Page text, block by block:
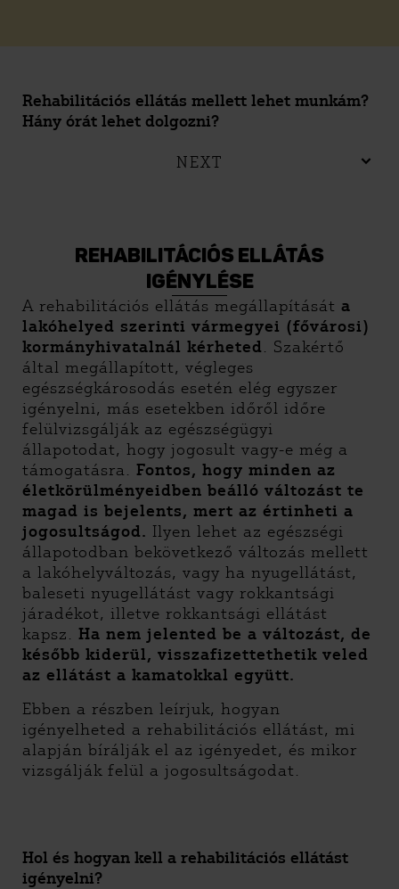
Rehabilitációs ellátás mellett lehet munkám?
Hány órát lehet dolgozni?
NEXT
REHABILITÁCIÓS ELLÁTÁS
IGÉNYLÉSE
A rehabilitációs ellátás megállapítását a
lakóhelyed szerinti vármegyei (fővárosi)
kormányhivatalnál kérheted. Szakértő
által megállapított, végleges
egészségkárosodás esetén elég egyszer
igényelni, más esetekben időről időre
felülvizsgálják az egészségügyi
állapotodat, hogy jogosult vagy-e még a
támogatásra. Fontos, hogy minden az
életkörülményeidben beálló változást te
magad is bejelents, mert az értinheti a
jogosultságod. Ilyen lehet az egészségi
állapotodban bekövetkező változás mellett
a lakóhelyváltozás, vagy ha nyugellátást,
baleseti nyugellátást vagy rokkantsági
járadékot, illetve rokkantsági ellátást
kapsz. Ha nem jelented be a változást, de
később kiderül, visszafizettethetik veled
az ellátást a kamatokkal együtt.
Ebben a részben leírjuk, hogyan
igényelheted a rehabilitációs ellátást, mi
alapján bírálják el az igényedet, és mikor
vizsgálják felül a jogosultságodat.
Hol és hogyan kell a rehabilitációs ellátást
igényelni?